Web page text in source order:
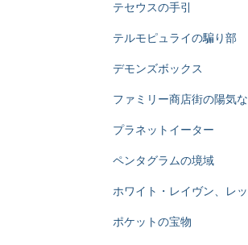
テセウスの手引
テルモピュライの騙り部
デモンズボックス
ファミリー商店街の陽気
プラネットイーター
ペンタグラムの境域
ホワイト・レイヴン、レ
ポケットの宝物